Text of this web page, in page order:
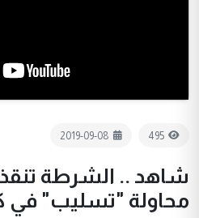
495
2019-09-08
شاهد .. الشرطة
محاولة "تسليب" في